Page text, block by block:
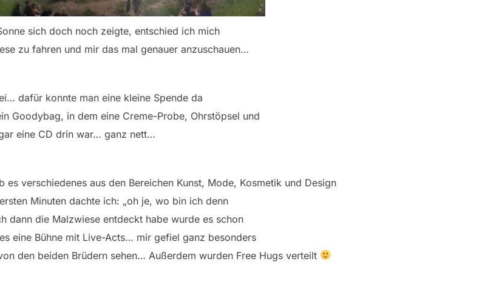
sich doch noch zeigte, entschied ich mich
zu fahren und mir das mal genauer anzuschauen…
dafür konnte man eine kleine Spende da
Goodybag, in dem eine Creme-Probe, Ohrstöpsel und
eine CD drin war… ganz nett…
es verschiedenes aus den Bereichen Kunst, Mode, Kosmetik und Design
Minuten dachte ich: „oh je, wo bin ich denn
dann die Malzwiese entdeckt habe wurde es schon
eine Bühne mit Live-Acts… mir gefiel ganz besonders
den beiden Brüdern sehen… Außerdem wurden Free Hugs verteilt